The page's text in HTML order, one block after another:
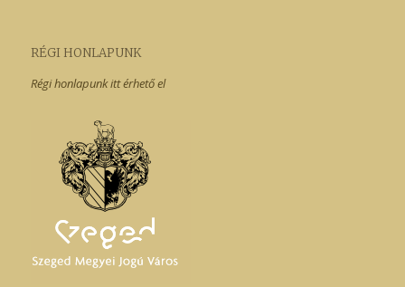
RÉGI HONLAPUNK
Régi honlapunk itt érhető el